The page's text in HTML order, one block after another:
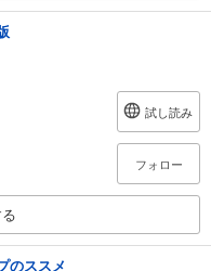
試し読み
フォロー
のススメ